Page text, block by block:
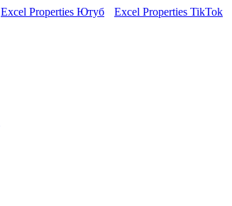
Excel Properties Ютуб Excel Properties TikTok